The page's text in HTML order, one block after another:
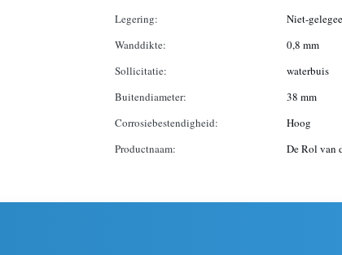
Legering:
Niet-
Wanddikte:
0,8 mm
Sollicitatie:
waterbuis
Buitendiameter:
38 mm
Corrosiebestendigheid:
Hoog
Productnaam: De Rol van